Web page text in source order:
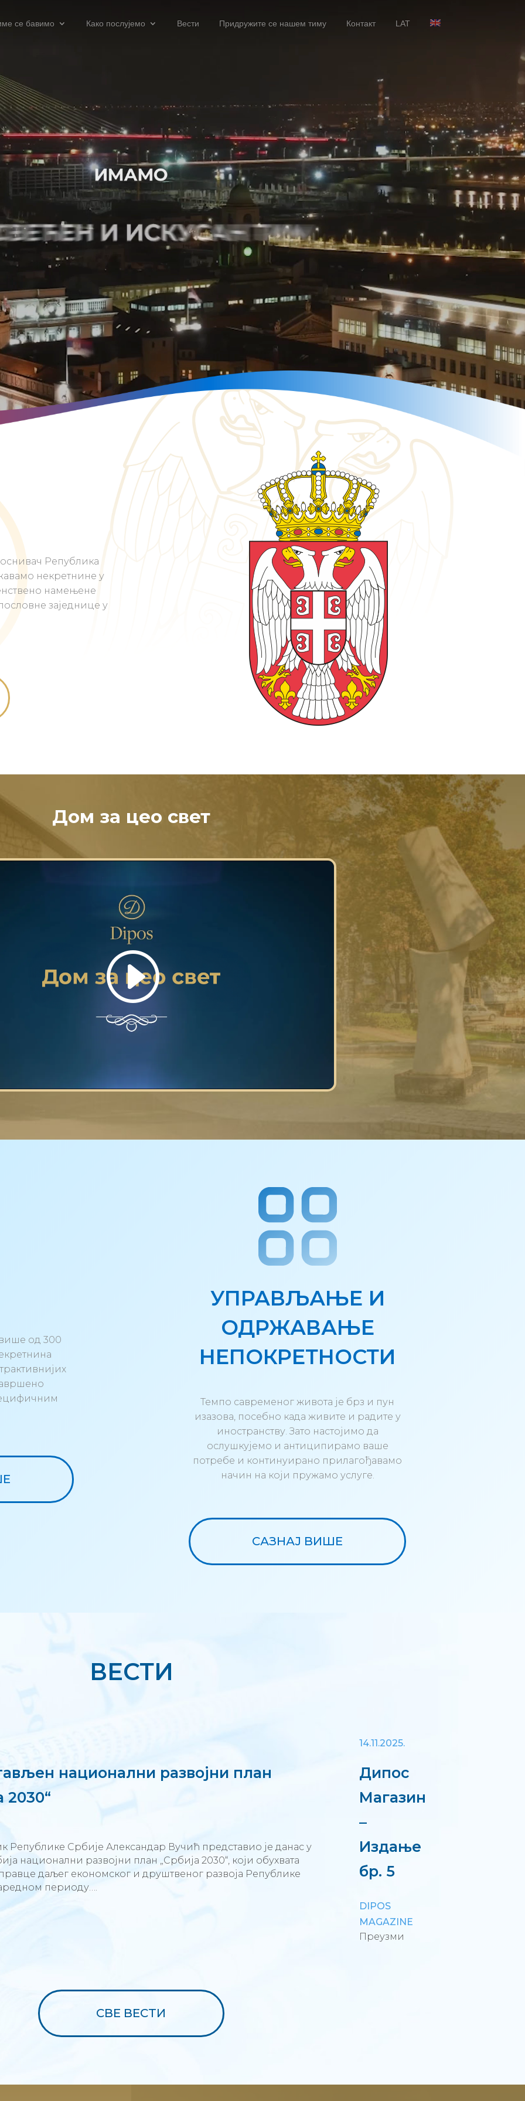
се бавимо Како послујемо Вести Придружите се нашем тиму Контакт LAT
Република
некретнине у
намењене
заједнице у
Дом за цео свет
од 300
УПРАВЉАЊЕ И
ОДРЖАВАЊЕ
НЕПОКРЕТНОСТИ
Темпо савременог живота је брз и пун
изазова, посебно када живите и радите у
иностранству. Зато настојимо да
ослушкујемо и антиципирамо ваше
потребе и континуирано прилагођавамо
начин на који пружамо услуге.
САЗНАЈ ВИШЕ
ВЕСТИ
национални развојни план
2030“
Републике Србије Александар Вучић представио је данас у
национални развојни план „Србија 2030“, који обухвата
даљег економског и друштвеног развоја Републике
периоду….
14.11.2025.
Дипос
Магазин
–
Издање
бр. 5
DIPOS
MAGAZINE
Преузми
СВЕ ВЕСТИ